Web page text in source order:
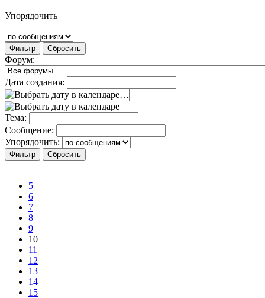
Упорядочить
Фильтр Сбросить
Форум:
Дата создания:
…
Тема:
Сообщение:
Упорядочить:
5
6
7
8
9
10
11
12
13
14
15